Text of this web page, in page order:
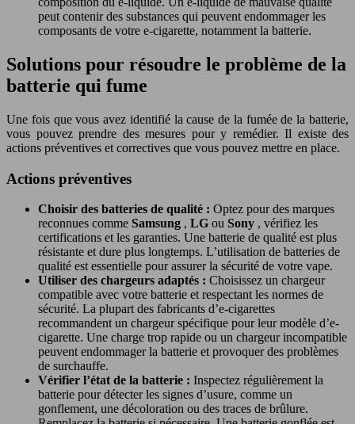
peut contenir des substances qui peuvent endommager les
composants de votre e-cigarette, notamment la batterie.
Solutions pour résoudre le problème de la
batterie qui fume
Une fois que vous avez identifié la cause de la fumée de la batterie,
vous pouvez prendre des mesures pour y remédier. Il existe des
actions préventives et correctives que vous pouvez mettre en place.
Actions préventives
Choisir des batteries de qualité : Optez pour des marques
reconnues comme Samsung , LG ou Sony , vérifiez les
certifications et les garanties. Une batterie de qualité est plus
résistante et dure plus longtemps. L’utilisation de batteries de
qualité est essentielle pour assurer la sécurité de votre vape.
Utiliser des chargeurs adaptés : Choisissez un chargeur
compatible avec votre batterie et respectant les normes de
sécurité. La plupart des fabricants d’e-cigarettes
recommandent un chargeur spécifique pour leur modèle d’e-
cigarette. Une charge trop rapide ou un chargeur incompatible
peuvent endommager la batterie et provoquer des problèmes
de surchauffe.
Vérifier l’état de la batterie : Inspectez régulièrement la
batterie pour détecter les signes d’usure, comme un
gonflement, une décoloration ou des traces de brûlure.